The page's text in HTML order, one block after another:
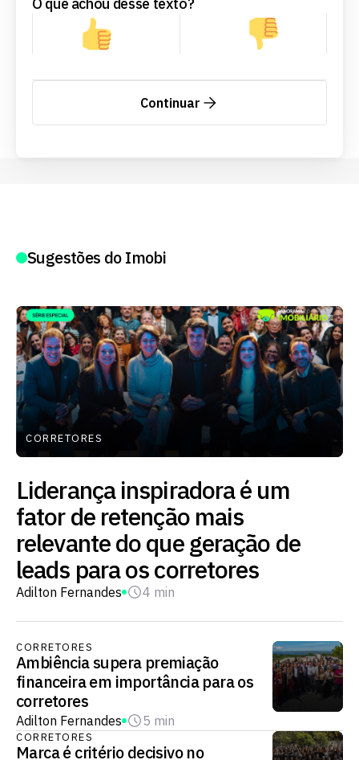
Continuar
Sugestões do Imobi
CORRETORES
Liderança inspiradora é um
fator de retenção mais
relevante do que geração de
leads para os corretores
Adilton Fernandes 4 min
CORRETORES
Ambiência supera premiação
financeira em importância para os
corretores
Adilton Fernandes 5 min
CORRETORES
Marca é critério decisivo no